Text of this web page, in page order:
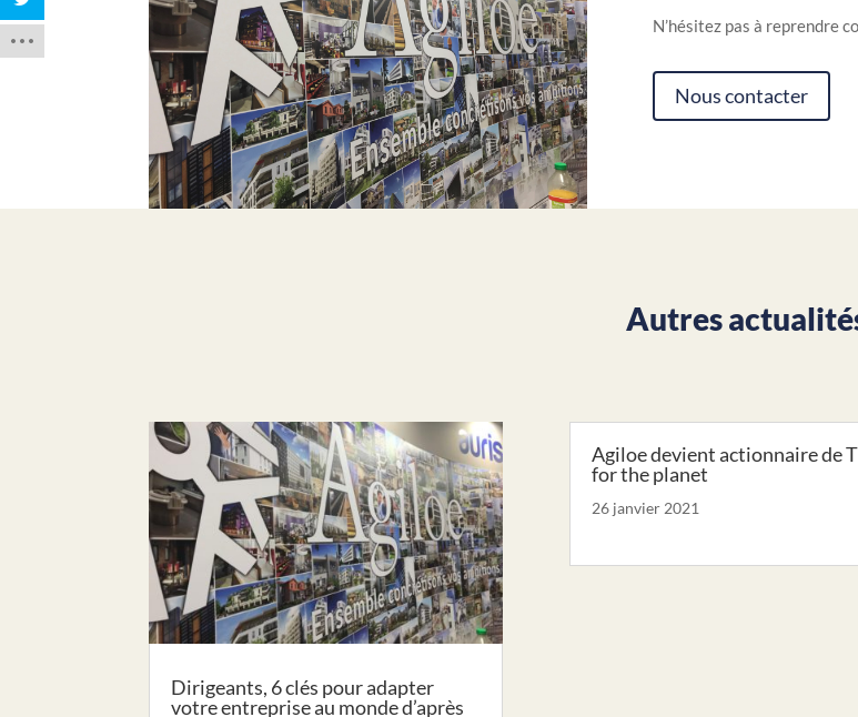
N’hésitez pas à reprendre
Nous contacter
Autres
Dirigeants, 6 clés pour adapter
votre entreprise au monde d’après
Agiloe devient actionnaire de
for the planet
26 janvier 2021